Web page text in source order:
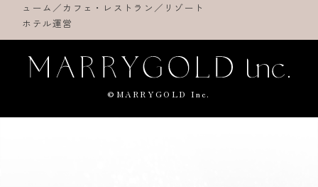
ューム／カフェ・レストラン／リゾート
ホテル運営
©MARRYGOLD Inc.